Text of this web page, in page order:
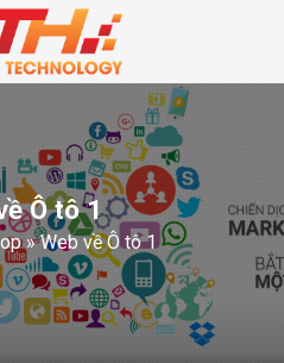
Ô tô 1
»Web về Ô tô 1